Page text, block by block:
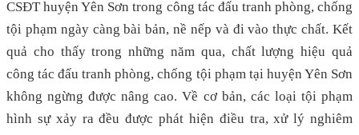
CSĐT huyện Yên Sơn trong công tác đấu tranh phòng, chống
tội phạm ngày càng bài bản, nề nếp và đi vào thực chất. Kết
quả cho thấy trong những năm qua, chất lượng hiệu quả
công tác đấu tranh phòng, chống tội phạm tại huyện Yên Sơn
không ngừng được nâng cao. Về cơ bản, các loại tội phạm
hình sự xảy ra đều được phát hiện điều tra, xử lý nghiêm